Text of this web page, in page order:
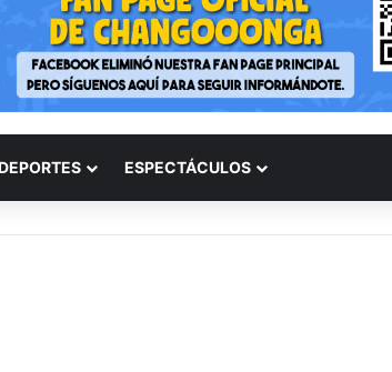
ESPECTÁCULOS